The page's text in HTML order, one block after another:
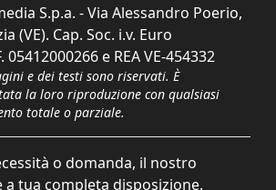
S.p.a. - Via Alessandro Poerio,
(VE). Cap. Soc. i.v. Euro
05412000266 e REA VE-454332
e dei testi sono riservati. È
la loro riproduzione con qualsiasi
totale o parziale.
o domanda, il nostro
a tua completa disposizione.